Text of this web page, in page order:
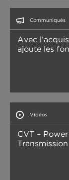
Communiqués
Avec
ajoute les
Vidéos
CVT –
Transmission